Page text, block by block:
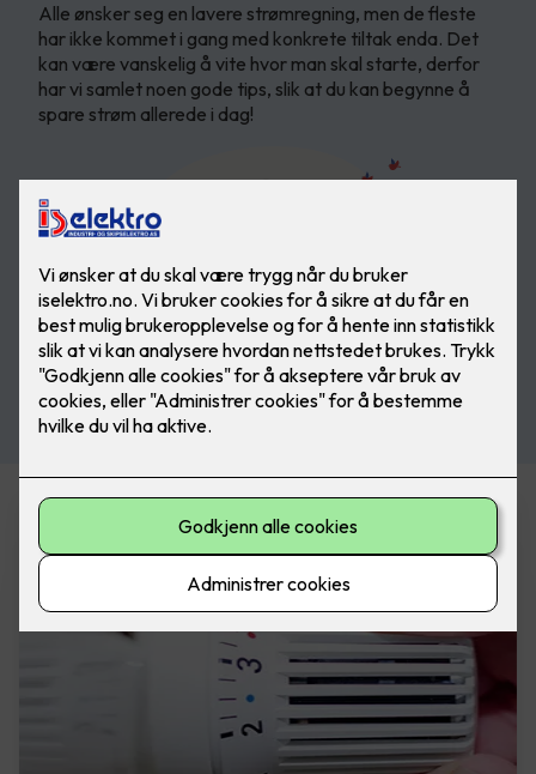
Alle ønsker seg en lavere strømregning, men de fleste
har ikke kommet i gang med konkrete tiltak enda. Det
kan være vanskelig å vite hvor man skal starte, derfor
har vi samlet noen gode tips, slik at du kan begynne å
spare strøm allerede i dag!